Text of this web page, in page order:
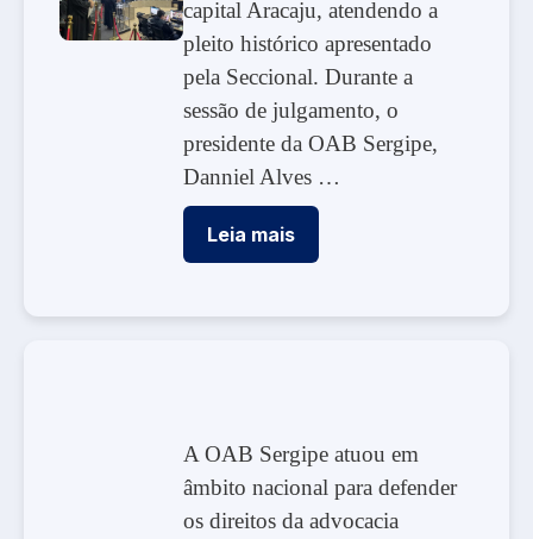
capital Aracaju, atendendo a
pleito histórico apresentado
pela Seccional. Durante a
sessão de julgamento, o
presidente da OAB Sergipe,
Danniel Alves …
Leia mais
A OAB Sergipe atuou em
âmbito nacional para defender
os direitos da advocacia